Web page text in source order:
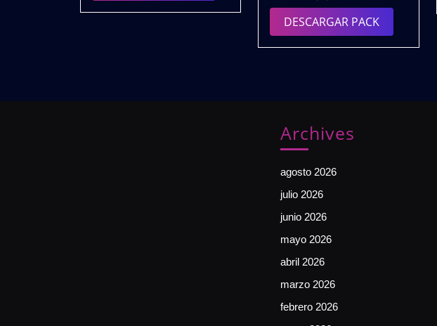
𝗗𝗘𝗦𝗖𝗔𝗥𝗚𝗔
𝗚𝗥𝗔𝗧𝗜𝗦
DESCARGAR PACKDESCARGAR
PACK
Archives
agosto 2026
julio 2026
junio 2026
mayo 2026
abril 2026
marzo 2026
febrero 2026